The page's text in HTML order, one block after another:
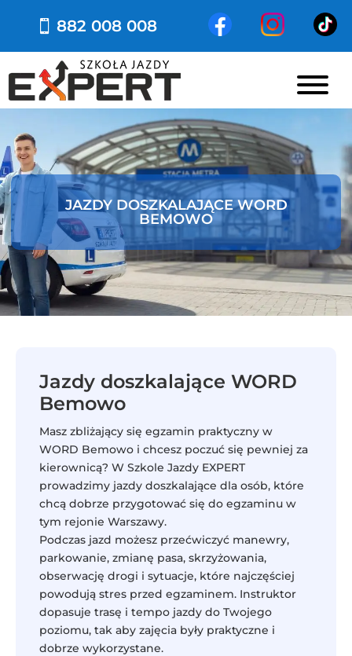
882 008 008
JAZDY DOSZKALAJĄCE WORD
BEMOWO
Jazdy doszkalające WORD
Bemowo
Masz zbliżający się egzamin praktyczny w
WORD Bemowo i chcesz poczuć się pewniej za
kierownicą? W Szkole Jazdy EXPERT
prowadzimy jazdy doszkalające dla osób, które
chcą dobrze przygotować się do egzaminu w
tym rejonie Warszawy.
Podczas jazd możesz przećwiczyć manewry,
parkowanie, zmianę pasa, skrzyżowania,
obserwację drogi i sytuacje, które najczęściej
powodują stres przed egzaminem. Instruktor
dopasuje trasę i tempo jazdy do Twojego
poziomu, tak aby zajęcia były praktyczne i
dobrze wykorzystane.